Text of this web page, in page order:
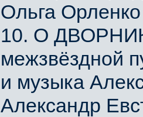
Ольга Орленко
10. О
межзвёздной
и музыка
Александр